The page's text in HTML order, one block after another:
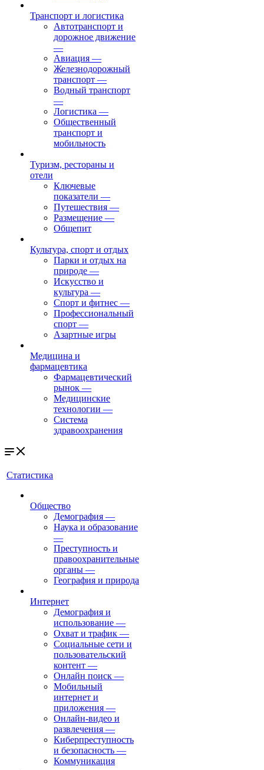
Транспорт и логистика
Автотранспорт и
дорожное движение
—
Авиация —
Железнодорожный
транспорт —
Водный транспорт
—
Логистика —
Общественный
транспорт и
мобильность
Туризм, рестораны и
отели
Ключевые
показатели —
Путешествия —
Размещение —
Общепит
Культура, спорт и отдых
Парки и отдых на
природе —
Искусство и
культура —
Спорт и фитнес —
Профессиональный
спорт —
Азартные игры
Медицина и
фармацевтика
Фармацевтический
рынок —
Медицинские
технологии —
Система
здравоохранения
Статистика
Общество
Демография —
Наука и образование
—
Преступность и
правоохранительные
органы —
География и природа
Интернет
Демография и
использование —
Охват и трафик —
Социальные сети и
пользовательский
контент —
Онлайн поиск —
Мобильный
интернет и
приложения —
Онлайн-видео и
развлечения —
Киберпреступность
и безопасность —
Коммуникация